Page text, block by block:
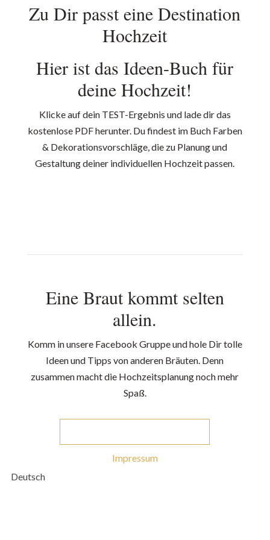
Zu Dir passt eine Destination
Hochzeit
Hier ist das Ideen-Buch für
deine Hochzeit!
Klicke auf dein TEST-Ergebnis und lade dir das
kostenlose PDF herunter. Du findest im Buch Farben
& Dekorationsvorschläge, die zu Planung und
Gestaltung deiner individuellen Hochzeit passen.
Eine Braut kommt selten
allein.
Komm in unsere Facebook Gruppe und hole Dir tolle
Ideen und Tipps von anderen Bräuten. Denn
zusammen macht die Hochzeitsplanung noch mehr
Spaß.
Impressum
Deutsch